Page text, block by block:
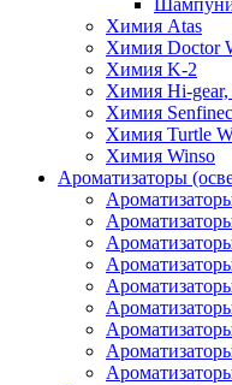
Химия Atas
Химия Doctor
Химия K-2
Химия Hi-gear,
Химия
Химия Turtle
Химия Winso
Ароматизаторы